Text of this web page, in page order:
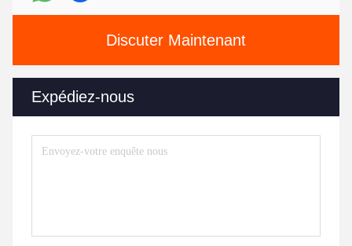
Discuter Maintenant
Expédiez-nous